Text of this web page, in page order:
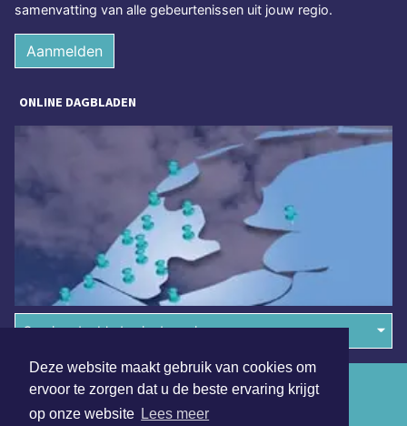
Deze website maakt gebruik van cookies om
ervoor te zorgen dat u de beste ervaring krijgt
op onze website Lees meer
samenvatting van alle gebeurtenissen uit jouw regio.
Aanmelden
ONLINE DAGBLADEN
Overige dagbladen in de regio
Algemene voorwaarden
Disclaimer